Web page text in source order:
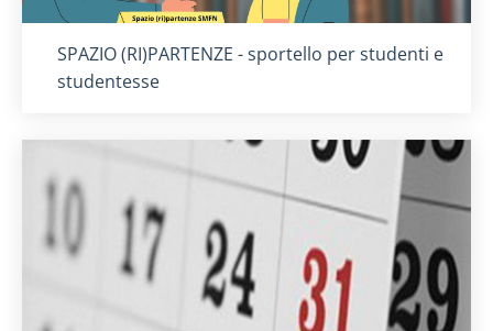
Titolo card:
SPAZIO (RI)PARTENZE - sportello per studenti e
studentesse